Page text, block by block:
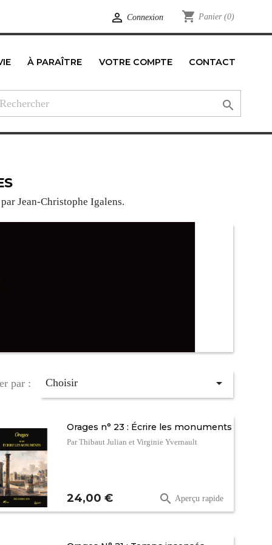
 Connexion shopping_cart Panier (0)
À PARAÎTRE VOTRE COMPTE CONTACT

Jean-Christophe Igalens.
par : Choisir 
Orages n° 23 : Écrire les monuments
Par Thibaut Julian et Virginie Yvernault
Prix
24,00 €  Aperçu rapide